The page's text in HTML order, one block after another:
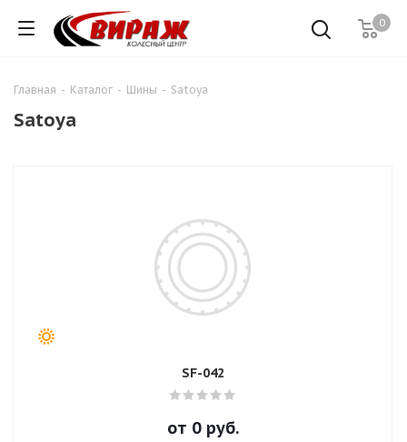
0
Главная - Каталог - Шины - Satoya
Satoya
SF-042
от 0руб.